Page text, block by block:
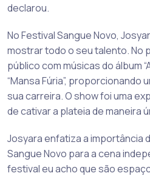
declarou.
No Festival Sangue Novo,
mostrar todo o seu talento. No
público com músicas do álbum
“Mansa Fúria”, proporcionando
sua carreira. O show foi uma
de cativar a plateia de maneira
Josyara enfatiza a importância
Sangue Novo para a cena
festival eu acho que são